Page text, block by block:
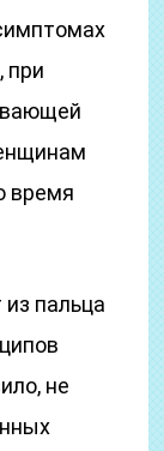
при
время
пальца
не